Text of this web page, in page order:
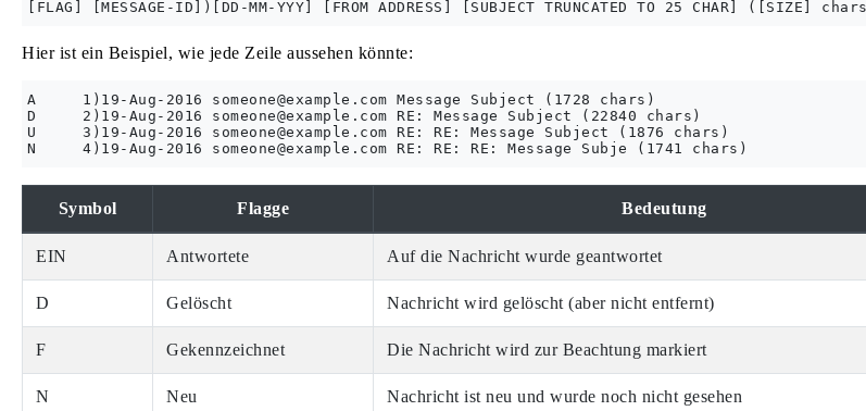
Hier ist ein Beispiel, wie jede Zeile aussehen könnte:
A     1)19-Aug-2016 someone@example.com Message Subject (1728 chars)
D     2)19-Aug-2016 someone@example.com RE: Message Subject (22840 chars)
U     3)19-Aug-2016 someone@example.com RE: RE: Message Subject (1876 chars)
N     4)19-Aug-2016 someone@example.com
Symbol Flagge Bedeutung
EIN Antwortete Auf die Nachricht wurde geantwortet
D Gelöscht Nachricht wird gelöscht (aber nicht entfernt)
F Gekennzeichnet Die Nachricht wird zur Beachtung markiert
N Neu Nachricht ist neu und wurde noch nicht gesehen